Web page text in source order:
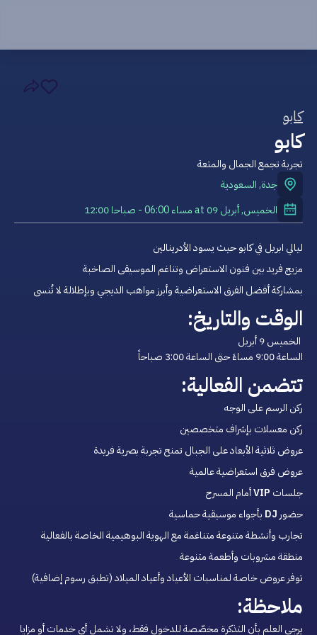
كابو
كابو
تجربة تجمع الجمال والمتعة
جدة, السعودية
الخميس, أبريل 09
at06:00 مساء - 12:00 صباحا
ليالي ابريل في كابو حيث يسود الأدرينالين
مزيج فريد بين فنون الاستعراض وتناغم الموسيقى الصاخبة
بمشاركة أفضل الفرق الاستعراضية وأبرز مواهب الديجي وبإطلالة لا تُنسى
الوقت والتاريخ:
‏الساعة ‎ 9:00مساءً حتى الساعة 3:00 صباحاً
تتضمن الفعالية:
ركن الرسم على الوجه
ركن معسلات بإشراف متخصصين
عروض ثلاثية الأبعاد على الجبال تمنح تجربة بصرية فريدة
عروض فرق استعراضية عالمية
جلسات VIP أمام المسرح
حضور DJ بأجواء موسيقية حماسية
تجارب وأنشطة متنوعة متناغمة مع الهوية البوهيمية الخاصة بالفعالية
منطقة مشروبات وأطعمة متنوعة
توفر عروض خاصة لمناسبات الأعياد وأعياد الميلاد (تطبق رسوم إضافية)
ملاحظة: